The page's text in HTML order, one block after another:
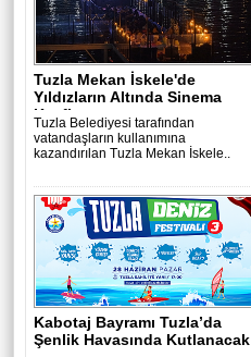
Tuzla Mekan İskele'de
Yıldızların Altında Sinema
Keyfi
Tuzla Belediyesi tarafından
vatandaşların kullanımına
kazandırılan Tuzla Mekan İskele..
Kabotaj Bayramı Tuzla’da
Şenlik Havasında Kutlanacak